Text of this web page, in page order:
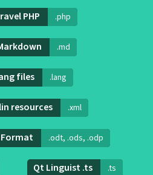
PHP .php
.md
files .lang
resources .xml
.odt, .ods, .odp
Qt Linguist .ts .ts